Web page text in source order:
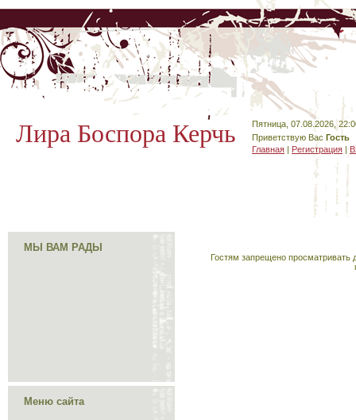
Лира Боспора Керчь
Пятница, 07.08.2026,
Приветствую Вас Гость
Главная | Регистрация |
МЫ ВАМ РАДЫ
Меню сайта
Гостям запрещено просматривать